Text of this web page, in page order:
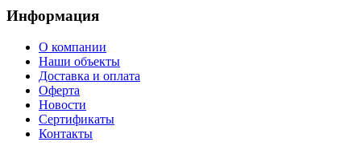
Информация
О компании
Наши объекты
Доставка и оплата
Оферта
Новости
Сертификаты
Контакты